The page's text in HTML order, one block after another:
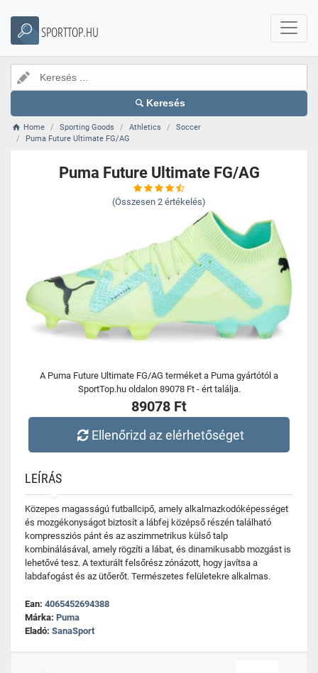
SPORTTOP.HU
Keresés
Home Sporting Goods Athletics
Soccer
Puma Future Ultimate FG/AG
Puma Future Ultimate FG/AG
(Összesen 2 értékelés)
A Puma Future Ultimate FG/AG terméket a Puma gyártótól a
SportTop.hu oldalon 89078 Ft - ért találja.
89078 Ft
Ellenőrizd az elérhetőséget
LEÍRÁS
Közepes magasságú futballcipő, amely alkalmazkodóképességet
és mozgékonyságot biztosít a lábfej középső részén található
kompressziós pánt és az aszimmetrikus külső talp
kombinálásával, amely rögzíti a lábat, és dinamikusabb mozgást is
lehetővé tesz. A texturált felsőrész zónázott, hogy javítsa a
labdafogást és az ütőerőt. Természetes felületekre alkalmas.
Ean: 4065452694388
Márka: Puma
Eladó: SanaSport